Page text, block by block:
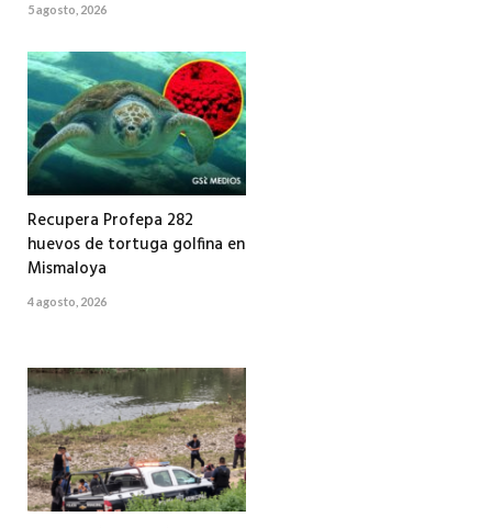
5 agosto, 2026
Recupera Profepa 282
huevos de tortuga golfina en
Mismaloya
4 agosto, 2026